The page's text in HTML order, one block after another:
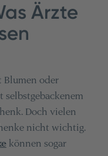
Ärzte
Blumen oder
Doch vielen
nicht wichtig.
können sogar